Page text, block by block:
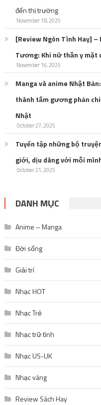
đến thị trường
November 18, 2025
[Review Ngôn Tình Hay] –
Tương: Khi nữ thần y mặt
November 16, 2025
Manga và anime Nhật
thành tấm gương phản
Nhật
October 27, 2025
Tuyển tập những bộ
giới, dịu dàng với mỗi
October 21, 2025
DANH MỤC
Anime – Manga
Đời sống
Giải trí
Nhạc HOT
Nhạc Trẻ
Nhạc trữ tình
Nhạc US-UK
Nhạc vàng
Review Sách Hay